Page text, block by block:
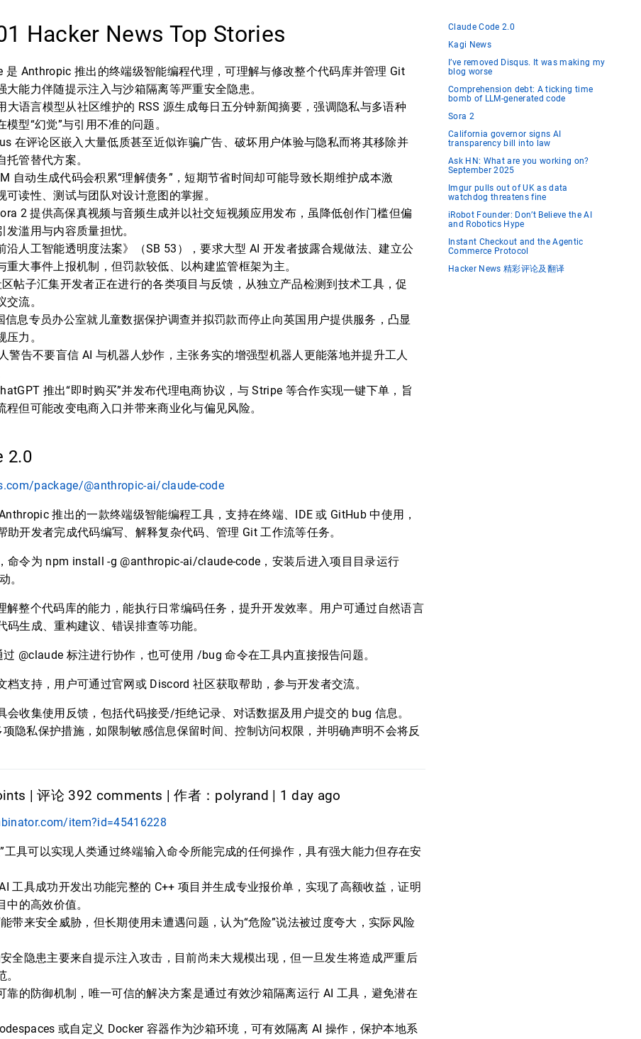
Hacker News Top Stories
是 Anthropic 推出的终端级智能编程代理，可理解与修改整个代码库并管理 Git
大能力伴随提示注入与沙箱隔离等严重安全隐患。
大语言模型从社区维护的 RSS 源生成每日五分钟新闻摘要，强调隐私与多语种
模型“幻觉”与引用不准的问题。
在评论区嵌入大量低质甚至近似诈骗广告、破坏用户体验与隐私而将其移除并
托管替代方案。
自动生成代码会积累“理解债务”，短期节省时间却可能导致长期维护成本激
可读性、测试与团队对设计意图的掌握。
2 提供高保真视频与音频生成并以社交短视频应用发布，虽降低创作门槛但偏
发滥用与内容质量担忧。
沿人工智能透明度法案》（SB 53），要求大型 AI 开发者披露合规做法、建立公
重大事件上报机制，但罚款较低、以构建监管框架为主。
帖子汇集开发者正在进行的各类项目与反馈，从独立产品检测到技术工具，促
流。
信息专员办公室就儿童数据保护调查并拟罚款而停止向英国用户提供服务，凸显
压力。
警告不要盲信 AI 与机器人炒作，主张务实的增强型机器人更能落地并提升工人
推出“即时购买”并发布代理电商协议，与 Stripe 等合作实现一键下单，旨
程但可能改变电商入口并带来商业化与偏见风险。
2.0
package/@anthropic-ai/claude-code
推出的一款终端级智能编程工具，支持在终端、IDE 或 GitHub 中使用，
助开发者完成代码编写、解释复杂代码、管理 Git 工作流等任务。
命令为 npm install -g @anthropic-ai/claude-code，安装后进入项目目录运行
。
解整个代码库的能力，能执行日常编码任务，提升开发效率。用户可通过自然语言
码生成、重构建议、错误排查等功能。
@claude 标注进行协作，也可使用 /bug 命令在工具内直接报告问题。
档支持，用户可通过官网或 Discord 社区获取帮助，参与开发者交流。
会收集使用反馈，包括代码接受/拒绝记录、对话数据及用户提交的 bug 信息。
隐私保护措施，如限制敏感信息保留时间、控制访问权限，并明确声明不会将反
| 评论 392 comments | 作者：polyrand | 1 day ago
item?id=45416228
工具可以实现人类通过终端输入命令所能完成的任何操作，具有强大能力但存在安
工具成功开发出功能完整的 C++ 项目并生成专业报价单，实现了高额收益，证明
中的高效价值。
带来安全威胁，但长期使用未遭遇问题，认为“危险”说法被过度夸大，实际风险
全隐患主要来自提示注入攻击，目前尚未大规模出现，但一旦发生将造成严重后
靠的防御机制，唯一可信的解决方案是通过有效沙箱隔离运行 AI 工具，避免潜在
或自定义 Docker 容器作为沙箱环境，可有效隔离 AI 操作，保护本地系
Claude Code 2.0
Kagi News
I’ve removed Disqus. It was making my
blog worse
Comprehension debt: A ticking time
bomb of LLM-generated code
Sora 2
California governor signs AI
transparency bill into law
Ask HN: What are you working on?
September 2025
Imgur pulls out of UK as data
watchdog threatens fine
iRobot Founder: Don’t Believe the AI
and Robotics Hype
Instant Checkout and the Agentic
Commerce Protocol
Hacker News 精彩评论及翻译